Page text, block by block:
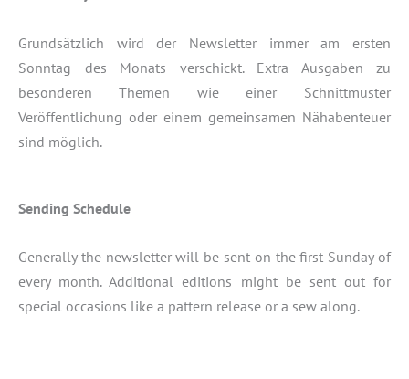
Grundsätzlich wird der Newsletter immer am ersten
Sonntag des Monats verschickt. Extra Ausgaben zu
besonderen Themen wie einer Schnittmuster
Veröffentlichung oder einem gemeinsamen Nähabenteuer
sind möglich.
Sending Schedule
Generally the newsletter will be sent on the first Sunday of
every month. Additional editions might be sent out for
special occasions like a pattern release or a sew along.